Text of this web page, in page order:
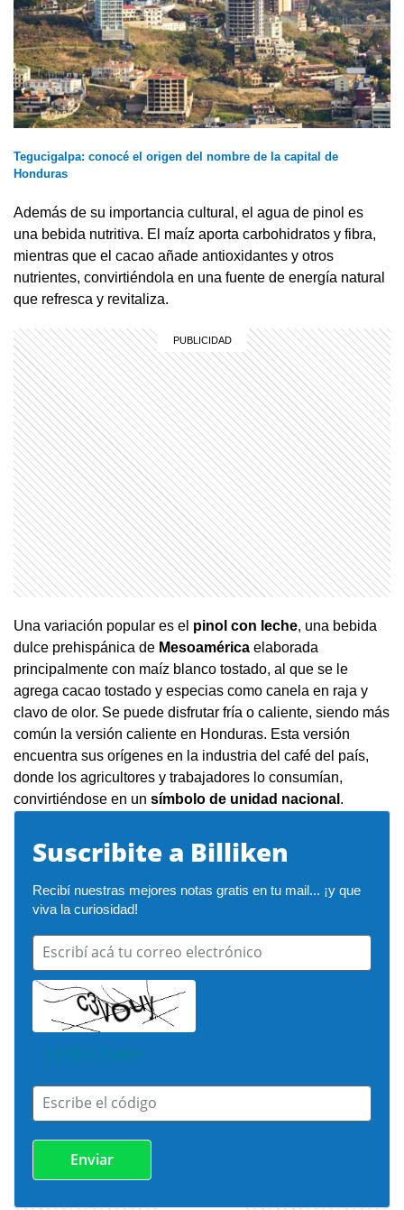
Tegucigalpa: conocé el origen del nombre de la capital de
Honduras
Además de su importancia cultural, el agua de pinol es
una bebida nutritiva. El maíz aporta carbohidratos y fibra,
mientras que el cacao añade antioxidantes y otros
nutrientes, convirtiéndola en una fuente de energía natural
que refresca y revitaliza.
Una variación popular es el pinol con leche, una bebida
dulce prehispánica de Mesoamérica elaborada
principalmente con maíz blanco tostado, al que se le
agrega cacao tostado y especias como canela en raja y
clavo de olor. Se puede disfrutar fría o caliente, siendo más
común la versión caliente en Honduras. Esta versión
encuentra sus orígenes en la industria del café del país,
donde los agricultores y trabajadores lo consumían,
convirtiéndose en un símbolo de unidad nacional .
Suscribite a Billiken
Recibí nuestras mejores notas gratis en tu mail... ¡y que
viva la curiosidad!
Escribí acá tu correo electrónico
Cambiar imagen
Escribe el código